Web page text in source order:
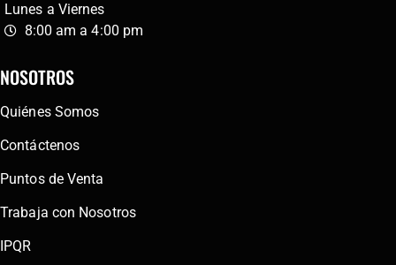
Lunes a Viernes
8:00 am a 4:00 pm
NOSOTROS
Quiénes Somos
Contáctenos
Puntos de Venta
Trabaja con Nosotros
IPQR